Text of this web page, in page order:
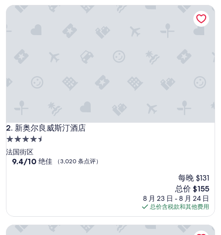
2. 新奥尔良威斯汀酒店
新奥尔良威斯汀酒店
4.5
星
住
法国街区
9.4
佳，
（3,020
9.4/10 绝佳 （3,020 条点评）
每晚 $131
新
价
格
$155
总价 $155
8 月 23 日 - 8 月 24 日
总价含税款和其他费用
新奥尔良威斯汀酒店
新奥尔良会议中心凯悦嘉轩酒店